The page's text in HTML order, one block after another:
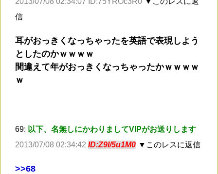
信
耳がおっきくなっちゃったを英語で表現しよう
としたのかｗｗｗｗ
間違えて年がおっきくなっちゃったかｗｗｗｗ
ｗ
69: 以下、名無しにかわりましてVIPがお送りします
2013/07/08 02:34:42 ID:Z9I/5u1M0 ▼このレスに返信
>>68